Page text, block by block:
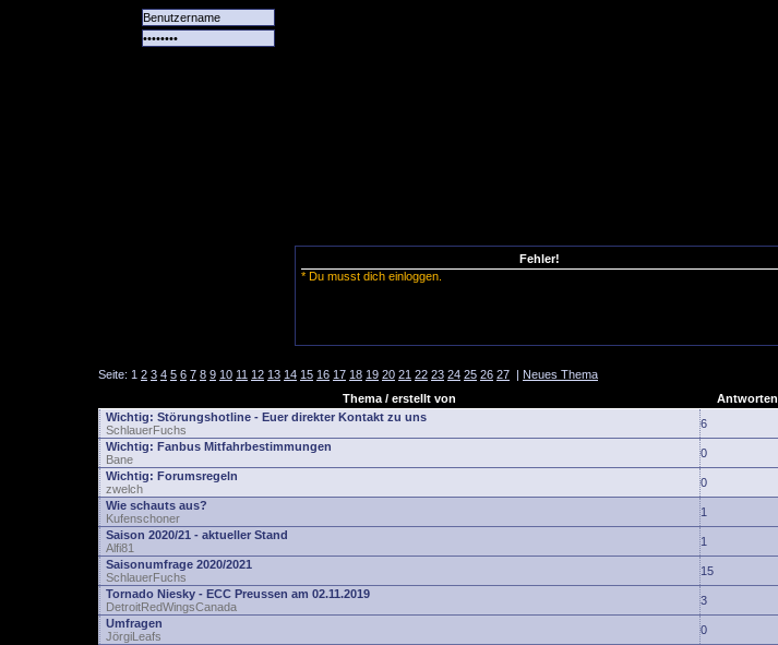
Fehler!
* Du musst dich einloggen.
Seite: 1 2 3 4 5 6 7 8 9 10 11 12 13 14 15 16 17 18 19 20 21 22 23 24 25 26 27 | Neues Thema
Thema / erstellt von
Antworten
Wichtig: Störungshotline - Euer direkter Kontakt zu uns
SchlauerFuchs
6
Wichtig: Fanbus Mitfahrbestimmungen
Bane
0
Wichtig: Forumsregeln
zwelch
0
Wie schauts aus?
Kufenschoner
1
Saison 2020/21 - aktueller Stand
Alfi81
1
Saisonumfrage 2020/2021
SchlauerFuchs
15
Tornado Niesky - ECC Preussen am 02.11.2019
DetroitRedWingsCanada
3
Umfragen
JörgiLeafs
0